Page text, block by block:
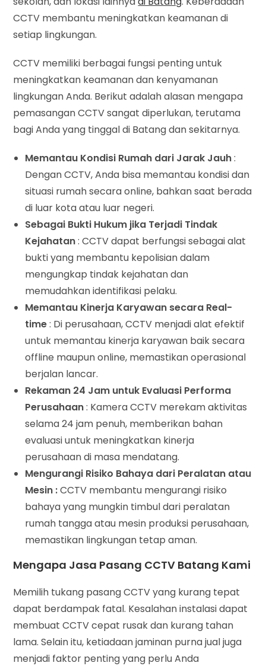
CCTV membantu meningkatkan keamanan di
setiap lingkungan.
CCTV memiliki berbagai fungsi penting untuk
meningkatkan keamanan dan kenyamanan
lingkungan Anda. Berikut adalah alasan mengapa
pemasangan CCTV sangat diperlukan, terutama
bagi Anda yang tinggal di Batang dan sekitarnya.
Memantau Kondisi Rumah dari Jarak Jauh:
Dengan CCTV, Anda bisa memantau kondisi dan
situasi rumah secara online, bahkan saat berada
di luar kota atau luar negeri.
Sebagai Bukti Hukum jika Terjadi Tindak
Kejahatan: CCTV dapat berfungsi sebagai alat
bukti yang membantu kepolisian dalam
mengungkap tindak kejahatan dan
memudahkan identifikasi pelaku.
Memantau Kinerja Karyawan secara Real-
time: Di perusahaan, CCTV menjadi alat efektif
untuk memantau kinerja karyawan baik secara
offline maupun online, memastikan operasional
berjalan lancar.
Rekaman 24 Jam untuk Evaluasi Performa
Perusahaan: Kamera CCTV merekam aktivitas
selama 24 jam penuh, memberikan bahan
evaluasi untuk meningkatkan kinerja
perusahaan di masa mendatang.
Mengurangi Risiko Bahaya dari Peralatan atau
Mesin :CCTV membantu mengurangi risiko
bahaya yang mungkin timbul dari peralatan
rumah tangga atau mesin produksi perusahaan,
memastikan lingkungan tetap aman.
Mengapa Jasa Pasang CCTV Batang Kami
Memilih tukang pasang CCTV yang kurang tepat
dapat berdampak fatal. Kesalahan instalasi dapat
membuat CCTV cepat rusak dan kurang tahan
lama. Selain itu, ketiadaan jaminan purna jual juga
menjadi faktor penting yang perlu Anda